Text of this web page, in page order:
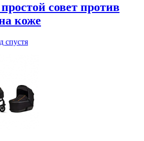
совет против
коже
спустя